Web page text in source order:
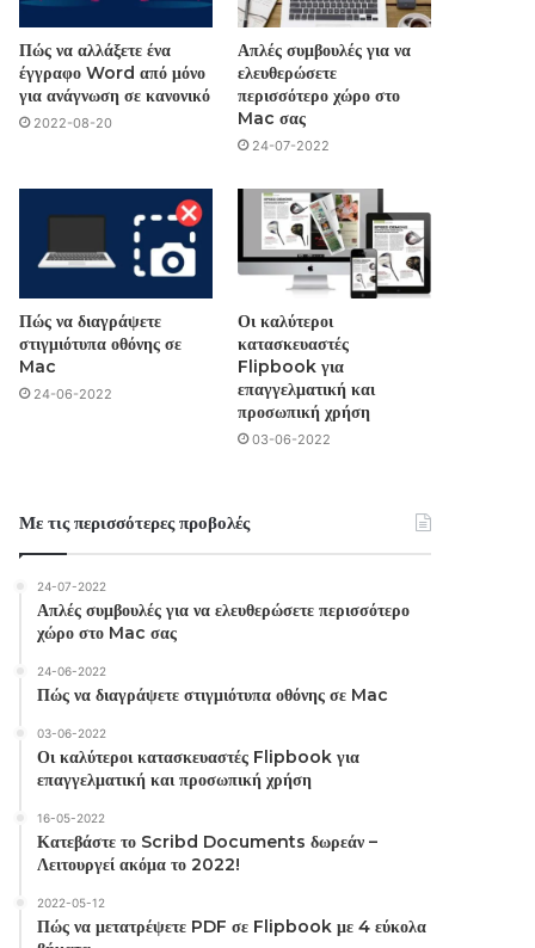
Πώς να αλλάξετε ένα
έγγραφο Word από μόνο
για ανάγνωση σε κανονικό
2022-08-20
Απλές συμβουλές για να
ελευθερώσετε
περισσότερο χώρο στο
Mac σας
24-07-2022
Πώς να διαγράψετε
στιγμιότυπα οθόνης σε
Mac
24-06-2022
Οι καλύτεροι
κατασκευαστές
Flipbook για
επαγγελματική και
προσωπική χρήση
03-06-2022
Με τις περισσότερες προβολές
24-07-2022
Απλές συμβουλές για να ελευθερώσετε περισσότερο
χώρο στο Mac σας
24-06-2022
Πώς να διαγράψετε στιγμιότυπα οθόνης σε Mac
03-06-2022
Οι καλύτεροι κατασκευαστές Flipbook για
επαγγελματική και προσωπική χρήση
16-05-2022
Κατεβάστε το Scribd Documents δωρεάν –
Λειτουργεί ακόμα το 2022!
2022-05-12
Πώς να μετατρέψετε PDF σε Flipbook με 4 εύκολα